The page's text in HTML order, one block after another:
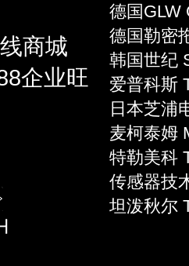
商城
企业旺
德国GLW
德国勒密
韩国世纪
爱普科斯
日本芝浦
麦柯泰姆
特勒美科
传感器技
坦泼秋尔